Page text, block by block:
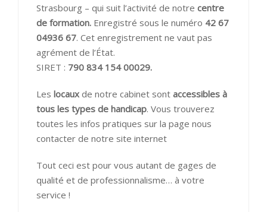
Strasbourg – qui suit l’activité de notre centre
de formation. Enregistré sous le numéro 42 67
04936 67. Cet enregistrement ne vaut pas
agrément de l’État.
SIRET : 790 834 154 00029.
Les locauxde notre cabinet sont accessibles à
tous les types de handicap. Vous trouverez
toutes les infos pratiques sur la page nous
contacter de notre site internet
Tout ceci est pour vous autant de gages de
qualité et de professionnalisme… à votre
service !